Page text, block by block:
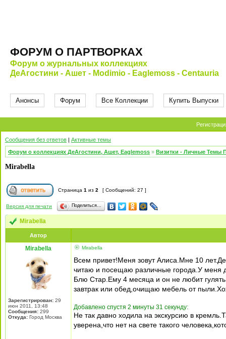
ФОРУМ О ПАРТВОРКАХ
Форум о журнальных коллекциях
ДеАгостини - Ашет - Modimio - Eaglemoss - Centauria
Анонсы Форум Все Коллекции Купить Выпуски
Сообщения без ответов | Активные темы
Форум о коллекциях ДеАгостини, Ашет, Eaglemoss » Визитки - Личные Темы
Mirabella
Страница 1 из 2 [ Сообщений: 27 ]
Версия для печати Поделиться…
Mirabella
Автор
Mirabella
Зарегистрирован: 29
июн 2011, 13:48
Сообщения: 299
Откуда: Город Москва
Mirabella
Всем привет!Меня зовут Алиса.Мне 10
читаю и посещаю различные города.У меня
Блю Стар.Ему 4 месяца и он не любит
завтрак или обед,очищаю мебель от
Добавлено спустя 2 минуты 31 секунду:
Не так давно ходила на экскурсию в
уверена,что нет на свете такого